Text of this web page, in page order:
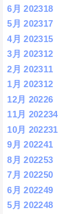
6月 202318
5月 202317
4月 202315
3月 202312
2月 202311
1月 202312
12月 20226
11月 202234
10月 202231
9月 202241
8月 202253
7月 202250
6月 202249
5月 202248